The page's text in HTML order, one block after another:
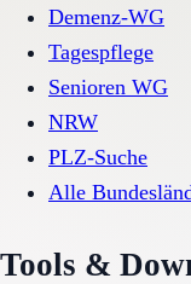
Demenz-WG
Tagespflege
Senioren WG
NRW
PLZ-Suche
Alle
Tools &